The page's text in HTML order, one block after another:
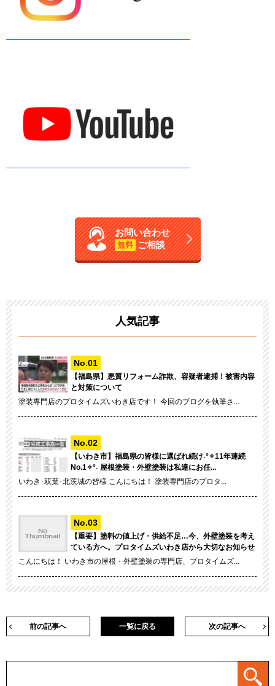
お問い合わせ
無料 ご相談
人気記事
【福島県】悪質リフォーム詐欺、容疑者逮捕！被害内容
と対策について
塗装専門店のプロタイムズいわき店です！ 今回のブログを執筆さ...
【いわき市】福島県の皆様に選ばれ続け˖°✧11年連続
No.1✧°˖ 屋根塗装・外壁塗装は私達にお任...
いわき･双葉･北茨城の皆様 こんにちは！ 塗装専門店のプロタ...
【重要】塗料の値上げ・供給不足…今、外壁塗装を考え
ている方へ。プロタイムズいわき店から大切なお知らせ
こんにちは！ いわき市の屋根・外壁塗装の専門店、プロタイムズ...
前の記事へ 次の記事へ
一覧に戻る